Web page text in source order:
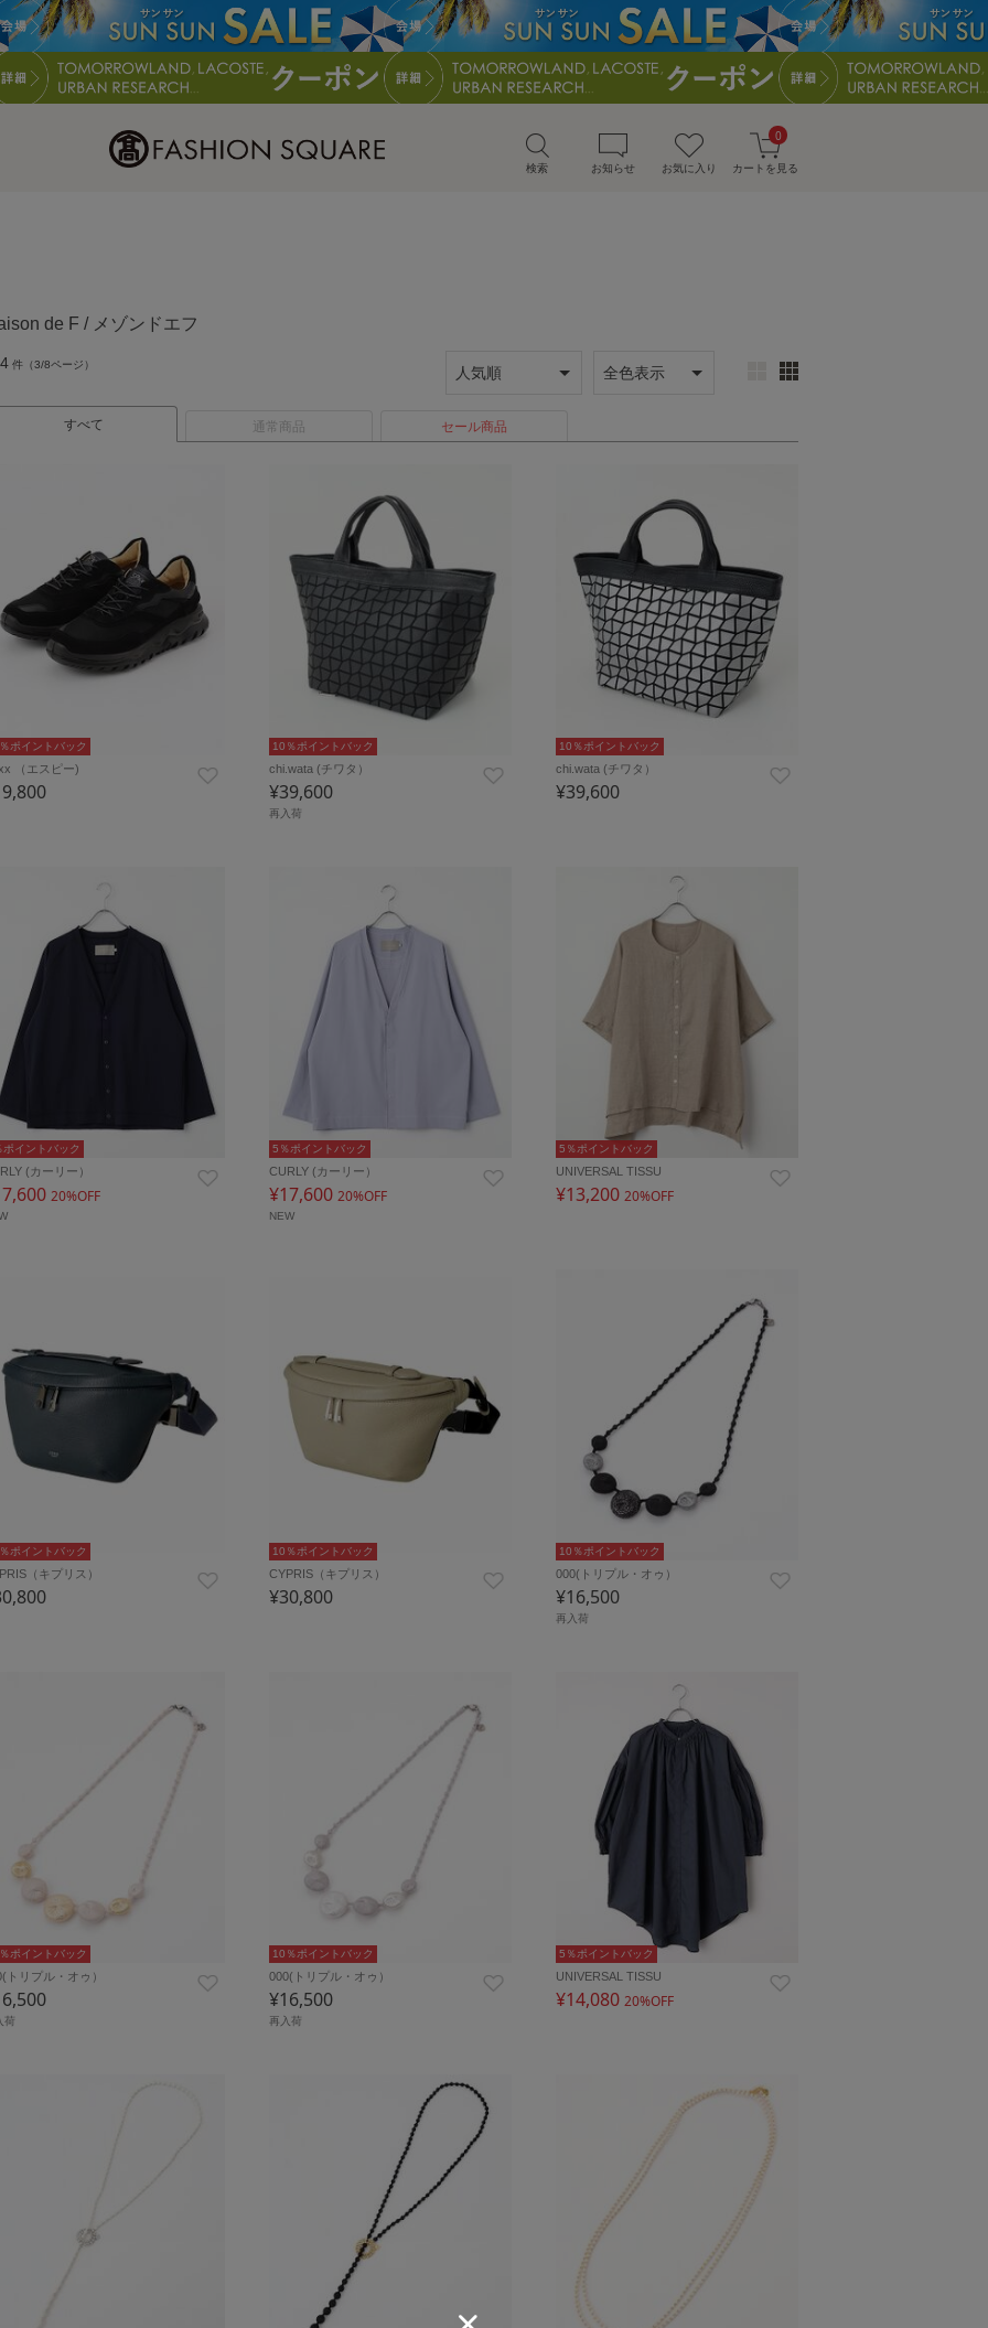
検索 お知らせ お気に入り カートを見る
0
de F / メゾンドエフ
件（3/8ページ）
すべて 通常商品 セール商品
ポイントバック
（エスピー)
10％ポイントバック
chi.wata (チワタ）
¥39,600
再入荷
10％ポイントバック
chi.wata (チワタ）
¥39,600
ポイントバック
(カーリー）
20%OFF
5％ポイントバック
CURLY (カーリー）
¥17,600 20%OFF
NEW
5％ポイントバック
UNIVERSAL TISSU
¥13,200 20%OFF
ポイントバック
（キプリス）
10％ポイントバック
CYPRIS（キプリス）
¥30,800
10％ポイントバック
000(トリプル・オゥ）
¥16,500
再入荷
ポイントバック
トリプル・オゥ）
荷
10％ポイントバック
000(トリプル・オゥ）
¥16,500
再入荷
5％ポイントバック
UNIVERSAL TISSU
¥14,080 20%OFF